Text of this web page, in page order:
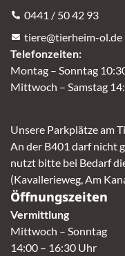
0441 / 50 42 93
tiere@tierheim-ol.de
Telefonzeiten:
Montag – Sonntag
Mittwoch – Samstag
Unsere Parkplätze am
An der B401 darf nicht
nutzt bitte bei Bedarf
(Kavallerieweg, Am
Öffnungszeiten
Vermittlung
Mittwoch – Sonntag
14:00 – 16:30 Uhr